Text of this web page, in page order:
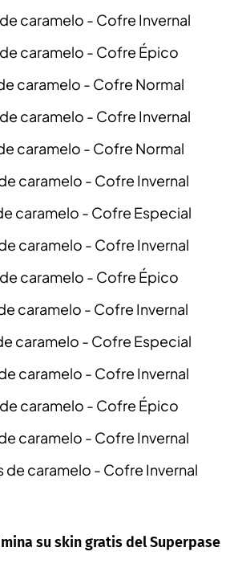
caramelo - Cofre Invernal
caramelo - Cofre Épico
caramelo - Cofre Normal
caramelo - Cofre Invernal
caramelo - Cofre Normal
caramelo - Cofre Invernal
caramelo - Cofre Especial
caramelo - Cofre Invernal
caramelo - Cofre Épico
caramelo - Cofre Invernal
caramelo - Cofre Especial
caramelo - Cofre Invernal
caramelo - Cofre Épico
caramelo - Cofre Invernal
de caramelo - Cofre Invernal
su skin gratis del Superpase